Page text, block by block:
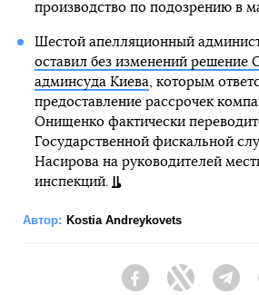
производство по подозрению в
Шестой апелляционный
оставил без изменений решение
админсуда Киева, которым
предоставление рассрочек
Онищенко фактически
Государственной фискальной
Насирова на руководителей
инспекций.
Автор: Kostia Andreykovets
FacebookTwitter